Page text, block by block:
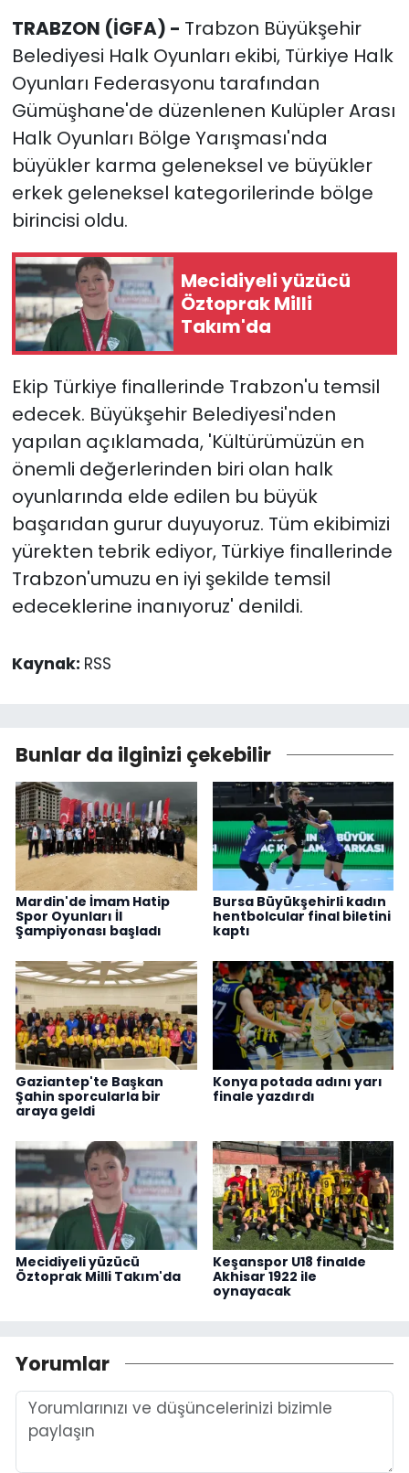
TRABZON (İGFA) - Trabzon Büyükşehir
Belediyesi Halk Oyunları ekibi, Türkiye Halk
Oyunları Federasyonu tarafından
Gümüşhane'de düzenlenen Kulüpler Arası
Halk Oyunları Bölge Yarışması'nda
büyükler karma geleneksel ve büyükler
erkek geleneksel kategorilerinde bölge
birincisi oldu.
Mecidiyeli yüzücü
Öztoprak Milli
Takım'da
Ekip Türkiye finallerinde Trabzon'u temsil
edecek. Büyükşehir Belediyesi'nden
yapılan açıklamada, 'Kültürümüzün en
önemli değerlerinden biri olan halk
oyunlarında elde edilen bu büyük
başarıdan gurur duyuyoruz. Tüm ekibimizi
yürekten tebrik ediyor, Türkiye finallerinde
Trabzon'umuzu en iyi şekilde temsil
edeceklerine inanıyoruz' denildi.
Kaynak: RSS
Bunlar da ilginizi çekebilir
Mardin'de İmam Hatip
Spor Oyunları İl
Şampiyonası başladı
Bursa Büyükşehirli kadın
hentbolcular final biletini
kaptı
Gaziantep'te Başkan
Şahin sporcularla bir
araya geldi
Konya potada adını yarı
finale yazdırdı
Mecidiyeli yüzücü
Öztoprak Milli Takım'da
Keşanspor U18 finalde
Akhisar 1922 ile
oynayacak
Yorumlar